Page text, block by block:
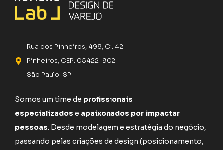
Rua dos Pinheiros, 498, Cj. 42
Pinheiros, CEP: 05422-902
São Paulo-SP
Somos um time de profissionais
especializados e apaixonados por impactar
pessoas. Desde modelagem e estratégia do negócio,
passando pelas criações de design (posicionamento,